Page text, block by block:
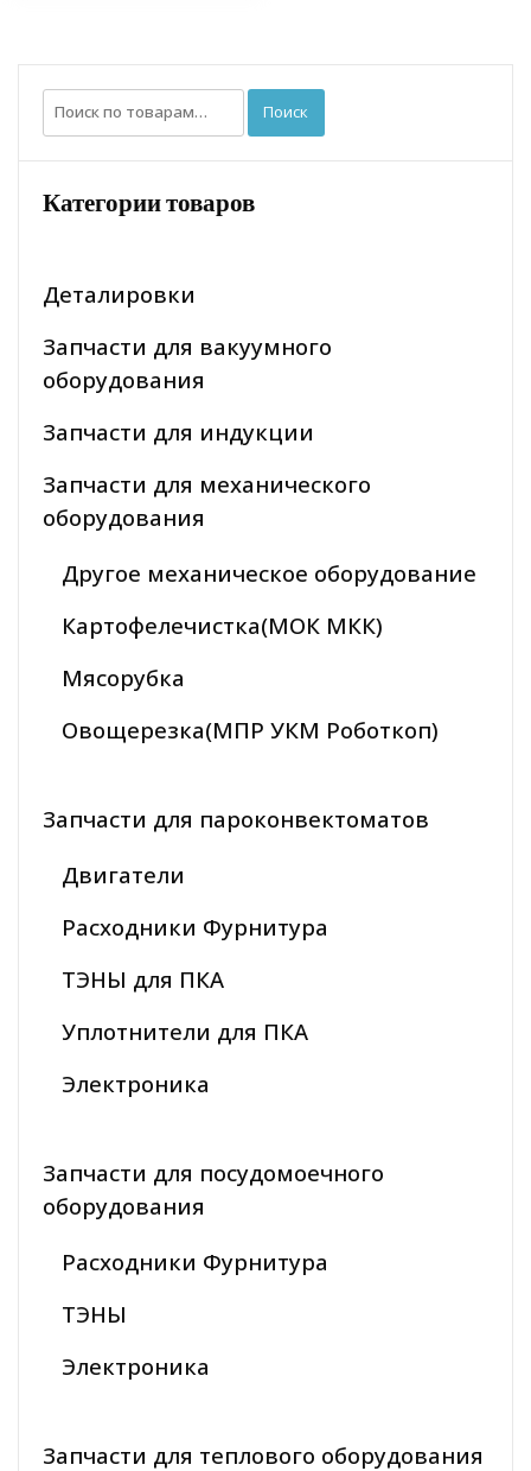
Искать: Поиск
Категории товаров
Деталировки
Запчасти для вакуумного
оборудования
Запчасти для индукции
Запчасти для механического
оборудования
Другое механическое оборудование
Картофелечистка(МОК МКК)
Мясорубка
Овощерезка(МПР УКМ Роботкоп)
Запчасти для пароконвектоматов
Двигатели
Расходники Фурнитура
ТЭНЫ для ПКА
Уплотнители для ПКА
Электроника
Запчасти для посудомоечного
оборудования
Расходники Фурнитура
ТЭНЫ
Электроника
Запчасти для теплового оборудования